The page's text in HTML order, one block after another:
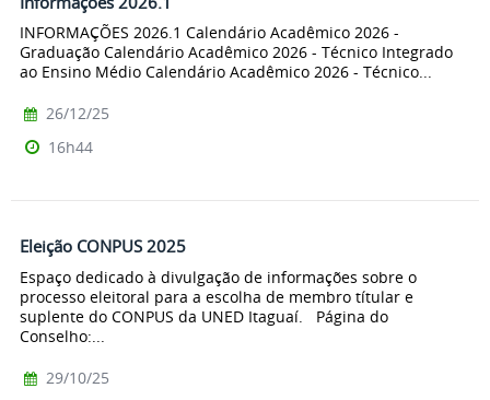
INFORMAÇÕES 2026.1 Calendário Acadêmico 2026 -
Graduação Calendário Acadêmico 2026 - Técnico Integrado
ao Ensino Médio Calendário Acadêmico 2026 - Técnico...
26/12/25
16h44
Eleição CONPUS 2025
Espaço dedicado à divulgação de informações sobre o
processo eleitoral para a escolha de membro títular e
suplente do CONPUS da UNED Itaguaí. Página do
Conselho:...
29/10/25